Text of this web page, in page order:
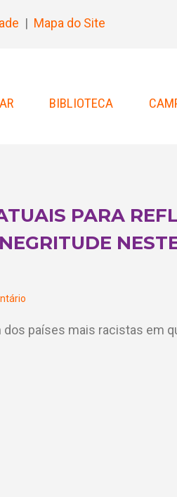
| Mapa do Site
BIBLIOTECA
PARA
dos países mais racistas em